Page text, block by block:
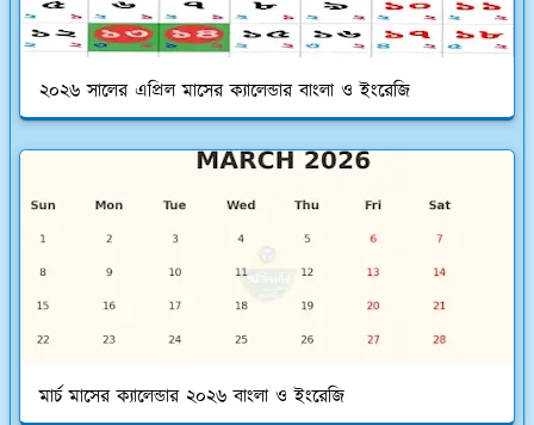
২০২৬ সালের এপ্রিল মাসের ক্যালেন্ডার বাংলা ও ইংরেজি
মার্চ মাসের ক্যালেন্ডার ২০২৬ বাংলা ও ইংরেজি